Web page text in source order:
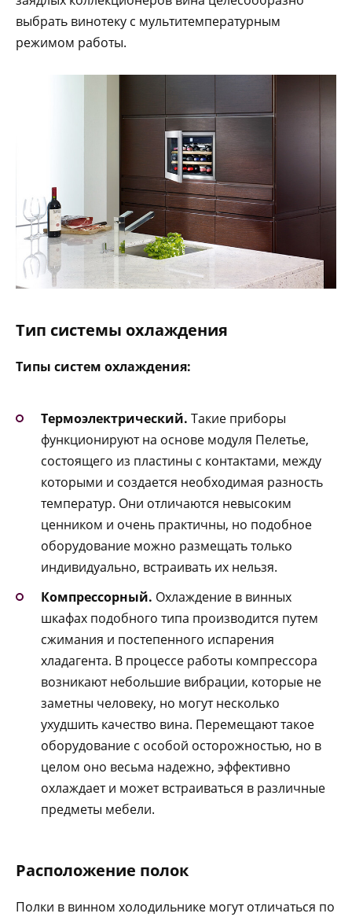
выбрать винотеку с мультитемпературным
режимом работы.
Тип системы охлаждения
Типы систем охлаждения:
Термоэлектрический. Такие приборы
функционируют на основе модуля Пелетье,
состоящего из пластины с контактами, между
которыми и создается необходимая разность
температур. Они отличаются невысоким
ценником и очень практичны, но подобное
оборудование можно размещать только
индивидуально, встраивать их нельзя.
Компрессорный. Охлаждение в винных
шкафах подобного типа производится путем
сжимания и постепенного испарения
хладагента. В процессе работы компрессора
возникают небольшие вибрации, которые не
заметны человеку, но могут несколько
ухудшить качество вина. Перемещают такое
оборудование с особой осторожностью, но в
целом оно весьма надежно, эффективно
охлаждает и может встраиваться в различные
предметы мебели.
Расположение полок
Полки в винном холодильнике могут отличаться по